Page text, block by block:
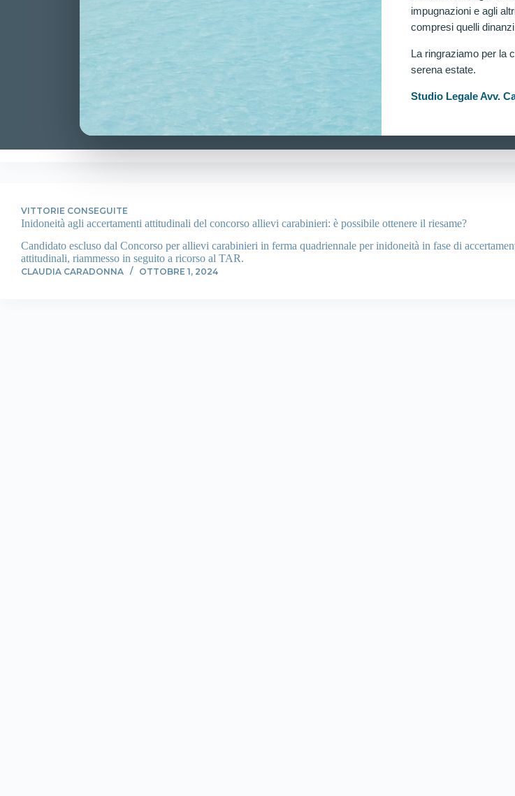
impugnazioni e agli
compresi quelli
La ringraziamo per la
serena estate.
Studio Legale Avv.
VITTORIE CONSEGUITE
Concorso 3852 allievi carabinieri, disposta verificazione per
esclusa per “esiti di trattamento fotocoagulativo laser retinico”
Concorso per il reclutamento di 3852 allievi carabinieri: disposta
verificazione per candidata esclusa per “esiti di trattamento
fotocoagulativo laser retinico” (Lettera S Punto 5).
CLAUDIA CARADONNA GENNAIO 7, 2025
VITTORIE CONSEGUITE
Inidoneità agli accertamenti attitudinali del concorso allievi carabinieri: è possibile ottenere il riesame?
Candidato escluso dal Concorso per allievi carabinieri in ferma quadriennale per inidoneità in fase di
attitudinali, riammesso in seguito a ricorso al TAR.
CLAUDIA CARADONNA OTTOBRE 1, 2024